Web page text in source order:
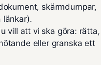
skärmdumpar,
länkar).
vill att vi ska göra: rätta,
eller granska ett